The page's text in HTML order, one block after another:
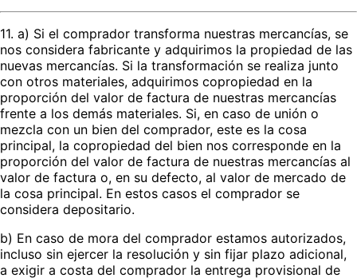
11. a) Si el comprador transforma nuestras mercancías, se
nos considera fabricante y adquirimos la propiedad de las
nuevas mercancías. Si la transformación se realiza junto
con otros materiales, adquirimos copropiedad en la
proporción del valor de factura de nuestras mercancías
frente a los demás materiales. Si, en caso de unión o
mezcla con un bien del comprador, este es la cosa
principal, la copropiedad del bien nos corresponde en la
proporción del valor de factura de nuestras mercancías al
valor de factura o, en su defecto, al valor de mercado de
la cosa principal. En estos casos el comprador se
considera depositario.
b) En caso de mora del comprador estamos autorizados,
incluso sin ejercer la resolución y sin fijar plazo adicional,
a exigir a costa del comprador la entrega provisional de